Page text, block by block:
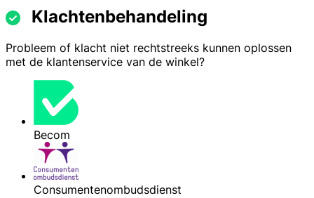
Klachtenbehandeling
Probleem of klacht niet rechtstreeks kunnen oplossen
met de klantenservice van de winkel?
Becom
Consumentenombudsdienst